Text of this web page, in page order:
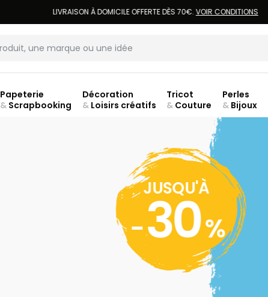
LIVRAISON À DOMICILE OFFERTE DÈS 70€.VOIR CONDITIONS
Papeterie
&Scrapbooking
Décoration
&Loisirs créatifs
Tricot
& Couture
Perles
& Bijoux
JUSQU'À
-30%